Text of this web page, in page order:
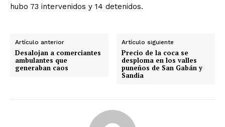
hubo 73 intervenidos y 14 detenidos.
Artículo anterior
Desalojan a comerciantes
ambulantes que
generaban caos
Artículo siguiente
Precio de la coca se
desploma en los valles
puneños de San Gabán y
Sandia